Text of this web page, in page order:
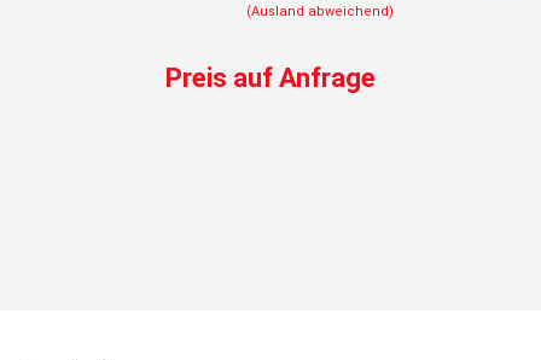
(Ausland abweichend)
Preis auf Anfrage